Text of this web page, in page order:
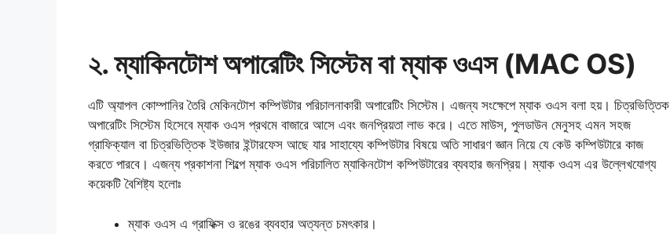
২. ম্যাকিনটোশ অপারেটিং সিস্টেম বা ম্যাক ওএস (MAC OS)
এটি অ্যাপল কোম্পানির তৈরি মেকিনটোশ কম্পিউটার পরিচালনাকারী অপারেটিং সিস্টেম। এজন্য সংক্ষেপে ম্যাক ওএস বলা হয়। চিত্রভিত্তিক
অপারেটিং সিস্টেম হিসেবে ম্যাক ওএস প্রথমে বাজারে আসে এবং জনপ্রিয়তা লাভ করে। এতে মাউস, পুলডাউন মেনুসহ এমন সহজ
গ্রাফিক্যাল বা চিত্রভিত্তিক ইউজার ইন্টারফেস আছে যার সাহায্যে কম্পিউটার বিষয়ে অতি সাধারণ জ্ঞান নিয়ে যে কেউ কম্পিউটারে কাজ
করতে পারবে। এজন্য প্রকাশনা শিল্পে ম্যাক ওএস পরিচালিত ম্যাকিনটোশ কম্পিউটারের ব্যবহার জনপ্রিয়। ম্যাক ওএস এর উল্লেখযোগ্য
কয়েকটি বৈশিষ্ট্য হলোঃ
ম্যাক ওএস এ গ্রাফিক্স ও রঙের ব্যবহার অত্যন্ত চমৎকার।